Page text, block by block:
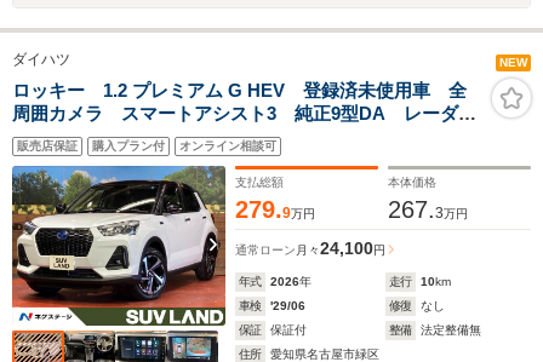
ダイハツ NEW
ロッキー 1.2 プレミアム G HEV 登録済未使用車 全
周囲カメラ スマートアシスト3 純正9型DA レーダー
クルーズ ハーフレザーシート コーナーセンサー ス
マートキー LEDヘッド 純正17インチアルミ オート
ハイビーム 車線逸脱警報
販売店保証 購入プラン付 オンライン相談可
支払総額
279.9万円
本体価格
267.3万円
通常ローン 月々24,100円
年式 2026年 走行 10km
車検
'29/06 修復
なし
保証
保証付 整備
法定整備無
住所
愛知県名古屋市緑区